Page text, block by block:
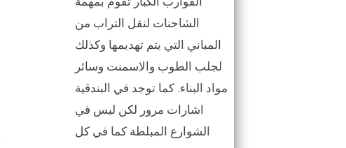
الشاحنات لنقل التراب من
المباني التي يتم تهديمها وكذلك
لجلب الطوب والاسمنت وسائر
مواد البناء. كما توجد في البندقية
اشارات مرور لكن ليس في
الشوارع المبلطة كما في كل